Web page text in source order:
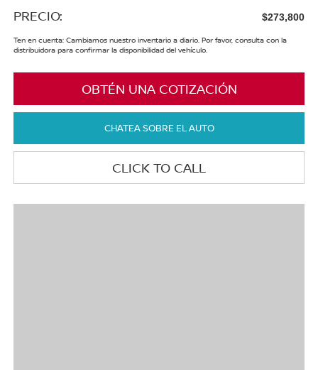
PRECIO: $273,800
Ten en cuenta: Cambiamos nuestro inventario a diario. Por favor, consulta con la
distribuidora para confirmar la disponibilidad del vehículo.
OBTÉN UNA COTIZACIÓN
CHATEA SOBRE EL AUTO
CLICK TO CALL